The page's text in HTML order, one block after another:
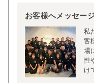
お客様へメッセー
私
客
場
性
け